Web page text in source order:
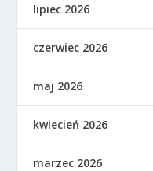
lipiec 2026
czerwiec 2026
maj 2026
kwiecień 2026
marzec 2026